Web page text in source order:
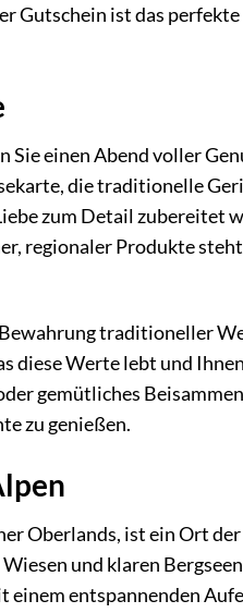
Gutschein ist das
einen Abend voller
die traditionelle
zum Detail zubereitet
regionaler Produkte
traditioneller
diese Werte lebt und
gemütliches
zu genießen.
Oberlands, ist ein Ort
und klaren
einem entspannenden